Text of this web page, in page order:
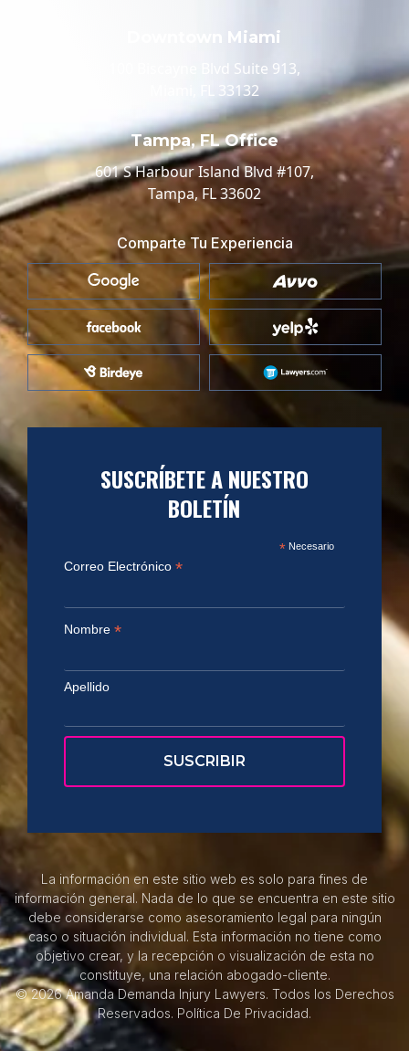
Downtown Miami
100 Biscayne Blvd Suite 913,
Miami, FL 33132
Tampa, FL Office
601 S Harbour Island Blvd #107,
Tampa, FL 33602
Comparte Tu Experiencia
SUSCRÍBETE A NUESTRO
BOLETÍN
*Necesario
Correo Electrónico *
Nombre *
Apellido
La información en este sitio web es solo para fines de
información general. Nada de lo que se encuentra en este sitio
debe considerarse como asesoramiento legal para ningún
caso o situación individual. Esta información no tiene como
objetivo crear, y la recepción o visualización de esta no
constituye, una relación abogado-cliente.
© 2026 Amanda Demanda Injury Lawyers. Todos los Derechos
Reservados. Política De Privacidad.